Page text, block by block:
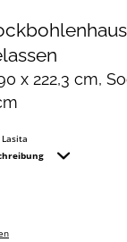
x 222,3 cm,
Lasita